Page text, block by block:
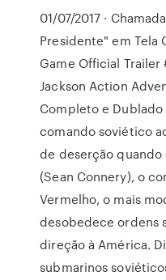
01/07/2017 ·
Presidente" em Tela
Game Official Trailer
Jackson Action
Completo e Dublado
comando soviético
de deserção quando
(Sean Connery), o
Vermelho, o mais
desobedece ordens
direção à América.
submarinos